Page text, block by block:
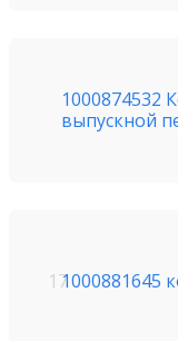
1000874532
выпускной
171000881645